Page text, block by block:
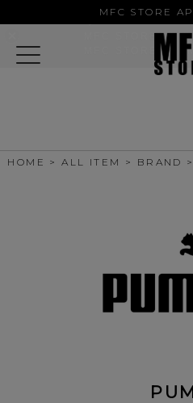
MFC STORE
HOME ALL ITEM BRAND
MFC STORE
MFC STORE/
Google Play